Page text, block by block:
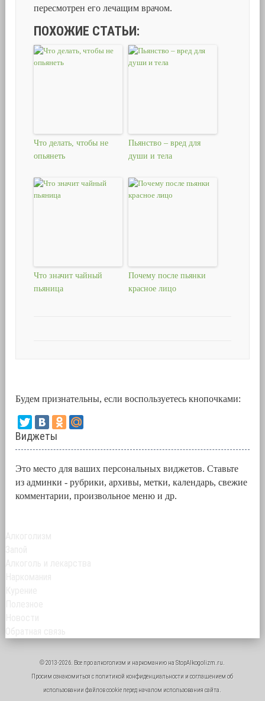
пересмотрен его лечащим врачом.
ПОХОЖИЕ СТАТЬИ:
Что делать, чтобы не
опьянеть
Пьянство – вред для
души и тела
Что значит чайный
пьяница
Почему после пьянки
красное лицо
Будем признательны, если воспользуетесь кнопочками:
Виджеты
Это место для ваших персональных виджетов. Ставьте
из админки - рубрики, архивы, метки, календарь, свежие
комментарии, произвольное меню и др.
© 2013-2026. Все проалкоголизм и наркоманию на StopAlkogolizm.ru.
Просим ознакомиться с политикой конфиденциальности исоглашением об
использовании файлов cookie перед началом использования сайта.